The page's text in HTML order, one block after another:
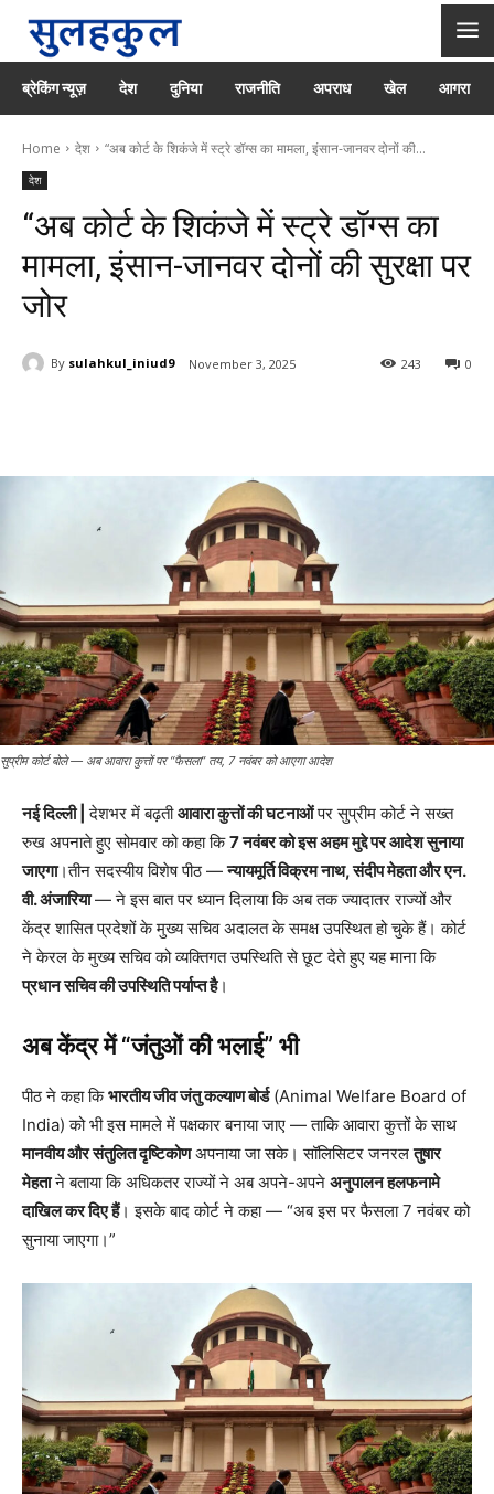
ब्रेकिंग न्यूज़ देश दुनिया राजनीति अपराध खेल आगरा
Home देश “अब कोर्ट के शिकंजे में स्ट्रे डॉग्स का मामला, इंसान-जानवर दोनों की...
देश
“अब कोर्ट के शिकंजे में स्ट्रे डॉग्स का
मामला, इंसान-जानवर दोनों की सुरक्षा पर
जोर
By sulahkul_iniud9 November 3, 2025 0
243
सुप्रीम कोर्ट बोले — अब आवारा कुत्तों पर “फैसला” तय, 7 नवंबर को आएगा आदेश
नई दिल्ली |देशभर में बढ़तीआवारा कुत्तों की घटनाओंपर सुप्रीम कोर्ट ने सख्त
रुख अपनाते हुए सोमवार को कहा कि7 नवंबर को इस अहम मुद्दे पर आदेश सुनाया
जाएगा।तीन सदस्यीय विशेष पीठ —न्यायमूर्ति विक्रम नाथ, संदीप मेहता और एन.
वी. अंजारिया— ने इस बात पर ध्यान दिलाया कि अब तक ज्यादातर राज्यों और
केंद्र शासित प्रदेशों के मुख्य सचिव अदालत के समक्ष उपस्थित हो चुके हैं। कोर्ट
ने केरल के मुख्य सचिव को व्यक्तिगत उपस्थिति से छूट देते हुए यह माना कि
प्रधान सचिव की उपस्थिति पर्याप्त है।
अब केंद्र में “जंतुओं की भलाई” भी
पीठ ने कहा किभारतीय जीव जंतु कल्याण बोर्ड(Animal Welfare Board of
India) को भी इस मामले में पक्षकार बनाया जाए — ताकि आवारा कुत्तों के साथ
मानवीय और संतुलित दृष्टिकोणअपनाया जा सके। सॉलिसिटर जनरलतुषार
मेहताने बताया कि अधिकतर राज्यों ने अब अपने-अपने अनुपालन हलफनामे
दाखिल कर दिए हैं। इसके बाद कोर्ट ने कहा — “अब इस पर फैसला 7 नवंबर को
सुनाया जाएगा।”